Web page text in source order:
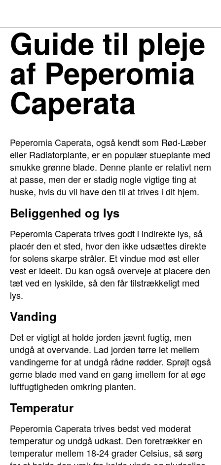
Guide til pleje
af Peperomia
Caperata
Peperomia Caperata, også kendt som Rød-Læber
eller Radiatorplante, er en populær stueplante med
smukke grønne blade. Denne plante er relativt nem
at passe, men der er stadig nogle vigtige ting at
huske, hvis du vil have den til at trives i dit hjem.
Beliggenhed og lys
Peperomia Caperata trives godt i indirekte lys, så
placér den et sted, hvor den ikke udsættes direkte
for solens skarpe stråler. Et vindue mod øst eller
vest er ideelt. Du kan også overveje at placere den
tæt ved en lyskilde, så den får tilstrækkeligt med
lys.
Vanding
Det er vigtigt at holde jorden jævnt fugtig, men
undgå at overvande. Lad jorden tørre let mellem
vandingerne for at undgå rådne rødder. Sprøjt også
gerne blade med vand en gang imellem for at øge
luftfugtigheden omkring planten.
Temperatur
Peperomia Caperata trives bedst ved moderat
temperatur og undgå udkast. Den foretrækker en
temperatur mellem 18-24 grader Celsius, så sørg